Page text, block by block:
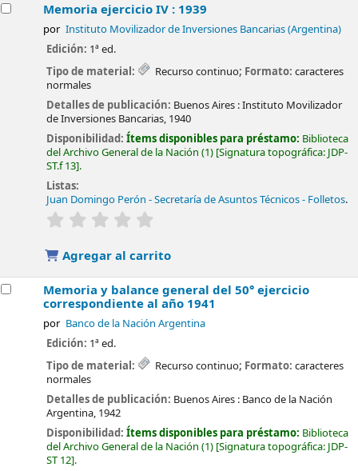
Memoria ejercicio IV : 1939
por Instituto Movilizador de Inversiones Bancarias (Argentina)
Edición: 1ª ed.
Tipo de material:
Recurso continuo; Formato: caracteres
normales
Detalles de publicación: Buenos Aires :Instituto Movilizador
de Inversiones Bancarias, 1940
Disponibilidad:Ítems disponibles para préstamo: Biblioteca
del Archivo General de la Nación (1) Signatura topográfica: JDP-
ST.f 13 .
Listas:
Juan Domingo Perón - Secretaría de Asuntos Técnicos - Folletos.
valoración
Agregar al carrito
Memoria y balance general del 50° ejercicio
correspondiente al año 1941
por Banco de la Nación Argentina
Edición: 1ª ed.
Tipo de material:
Recurso continuo; Formato: caracteres
normales
Detalles de publicación: Buenos Aires : Banco de la Nación
Argentina, 1942
Disponibilidad:Ítems disponibles para préstamo: Biblioteca
del Archivo General de la Nación (1) Signatura topográfica: JDP-
ST 12 .